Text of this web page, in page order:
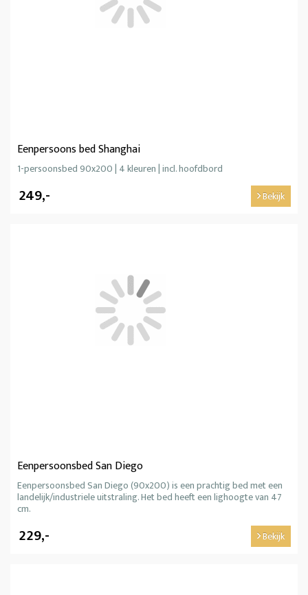
Eenpersoons bed Shanghai
1-persoonsbed 90x200 | 4 kleuren | incl. hoofdbord
249,- Bekijk
Eenpersoonsbed San Diego
Eenpersoonsbed San Diego (90x200) is een prachtig bed met een
landelijk/industriele uitstraling. Het bed heeft een lighoogte van 47
cm.
229,- Bekijk